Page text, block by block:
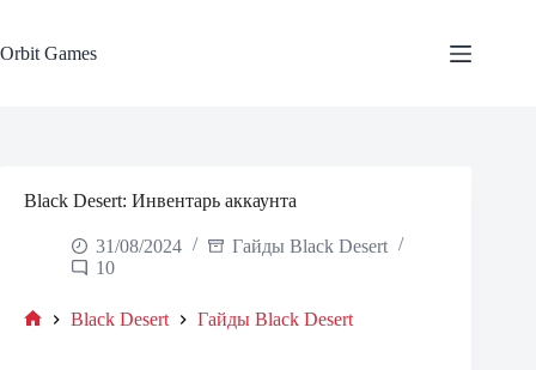
content
Orbit Games
Black Desert: Инвентарь аккаунта
31/08/2024
Гайды Black Desert
10
Black Desert Гайды Black Desert